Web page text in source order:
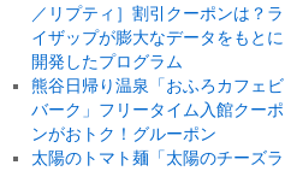
／リプティ］割引クーポンは？ラ
イザップが膨大なデータをもとに
開発したプログラム
熊谷日帰り温泉「おふろカフェビ
バーク」フリータイム入館クーポ
ンがおトク！グルーポン
太陽のトマト麺「太陽のチーズラ